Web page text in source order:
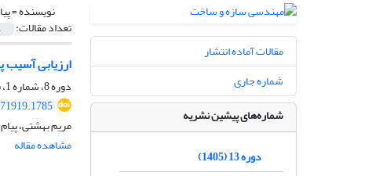
نویسنده =
تعداد مقالات:
ارزیابی
دوره 8، شماره 1، فروردین 1400، صفحه
مریم بهشتی،
مشاهده مقاله
مقالات آماده انتشار
شماره جاری
شماره‌های پیشین نشریه
دوره 13 (1405)